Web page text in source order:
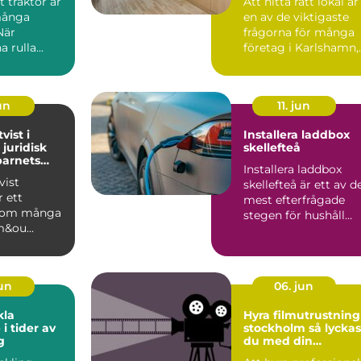
rulla...
en av de viktigaste
frågorna för många
företag i Karlshamn,
i
juridisk
ett
många
11. jun
Installera laddbox
skellefteå
Installera laddbox
skellefteå är ett av
mest efterfrågade
stegen för hushåll
i tider av
06. jun
Hyra
stockholm så lyckas
du med din